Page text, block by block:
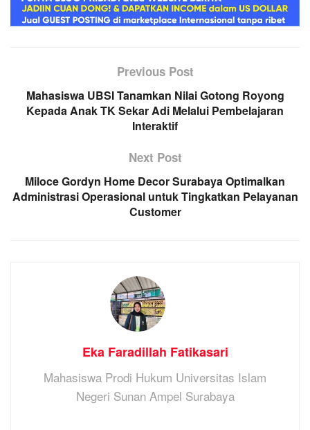
Previous Post
Mahasiswa UBSI Tanamkan Nilai Gotong Royong
Kepada Anak TK Sekar Adi Melalui Pembelajaran
Interaktif
Next Post
Miloce Gordyn Home Decor Surabaya Optimalkan
Administrasi Operasional untuk Tingkatkan Pelayanan
Customer
Eka Faradillah Fatikasari
Mahasiswa Prodi Hukum Universitas Islam
Negeri Sunan Ampel Surabaya